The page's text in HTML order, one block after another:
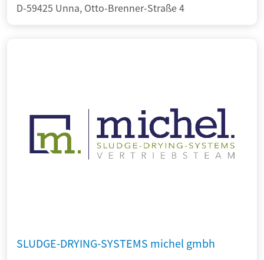
D-59425 Unna, Otto-Brenner-Straße 4
SLUDGE-DRYING-SYSTEMS michel gmbh